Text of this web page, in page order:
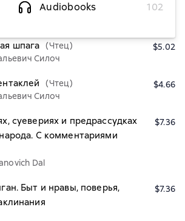
Audiobooks
102
(Чтец)
$4.53
шпага (Чтец)
Силоч
$5.02
(Чтец)
Силоч
$4.66
суевериях и предрассудках
С комментариями
Dal
$7.36
Быт и нравы, поверья,
$7.36